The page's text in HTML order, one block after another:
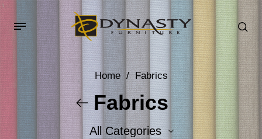
Home / Fabrics
Fabrics
All Categories